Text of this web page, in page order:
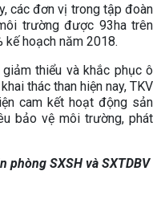
các đơn vị trong tập đoàn
trường được 93ha trên
kế hoạch năm 2018.
thiểu và khắc phục ô
thác than hiện nay, TKV
cam kết hoạt động sản
bảo vệ môi trường, phát
phòng SXSH và SXTDBV